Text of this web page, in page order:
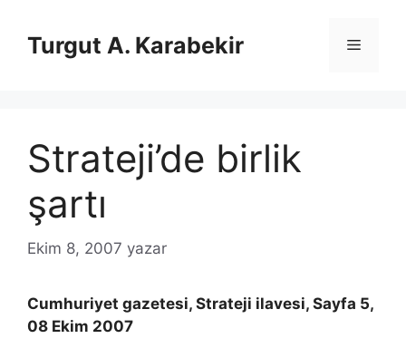
Turgut A. Karabekir Menü
Strateji’de birlik
şartı
Ekim 8, 2007 yazar
Cumhuriyet gazetesi, Strateji ilavesi, Sayfa 5,
08 Ekim 2007